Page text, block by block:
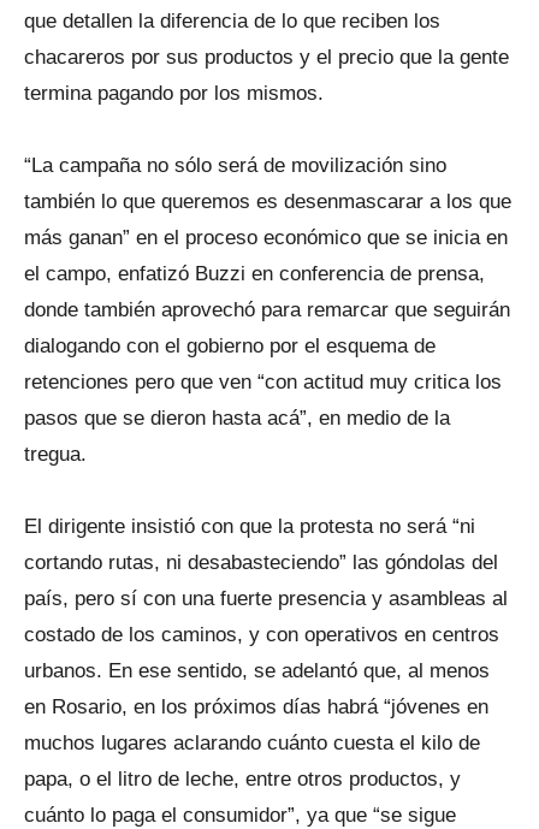
que detallen la diferencia de lo que reciben los
chacareros por sus productos y el precio que la gente
termina pagando por los mismos.
“La campaña no sólo será de movilización sino
también lo que queremos es desenmascarar a los que
más ganan” en el proceso económico que se inicia en
el campo, enfatizó Buzzi en conferencia de prensa,
donde también aprovechó para remarcar que seguirán
dialogando con el gobierno por el esquema de
retenciones pero que ven “con actitud muy critica los
pasos que se dieron hasta acá”, en medio de la
tregua.
El dirigente insistió con que la protesta no será “ni
cortando rutas, ni desabasteciendo” las góndolas del
país, pero sí con una fuerte presencia y asambleas al
costado de los caminos, y con operativos en centros
urbanos. En ese sentido, se adelantó que, al menos
en Rosario, en los próximos días habrá “jóvenes en
muchos lugares aclarando cuánto cuesta el kilo de
papa, o el litro de leche, entre otros productos, y
cuánto lo paga el consumidor”, ya que “se sigue